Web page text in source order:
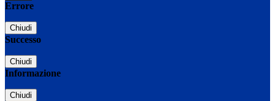
Errore
Chiudi
Successo
Chiudi
Informazione
Chiudi